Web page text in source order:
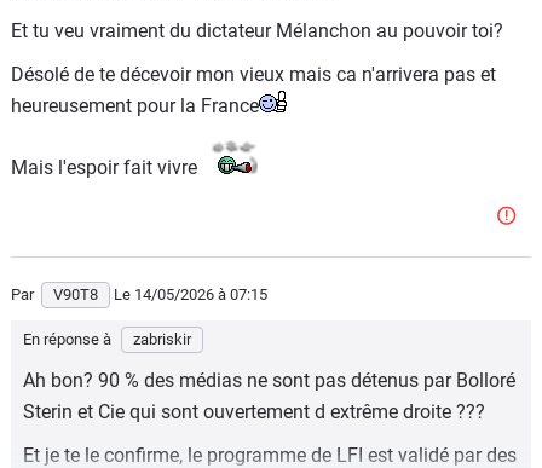
Et tu veu vraiment du dictateur Mélanchon au pouvoir toi?
Désolé de te décevoir mon vieux mais ca n'arrivera pas et
heureusement pour la France
Mais l'espoir fait vivre
Par V90T8 Le 14/05/2026 à 07:15
En réponse à zabriskir
Ah bon? 90 % des médias ne sont pas détenus par Bolloré
Sterin et Cie qui sont ouvertement d extrême droite ???
Et je te le confirme, le programme de LFI est validé par des